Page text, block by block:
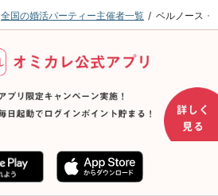
全国の婚活パーティー主催者一覧 ベルノース・